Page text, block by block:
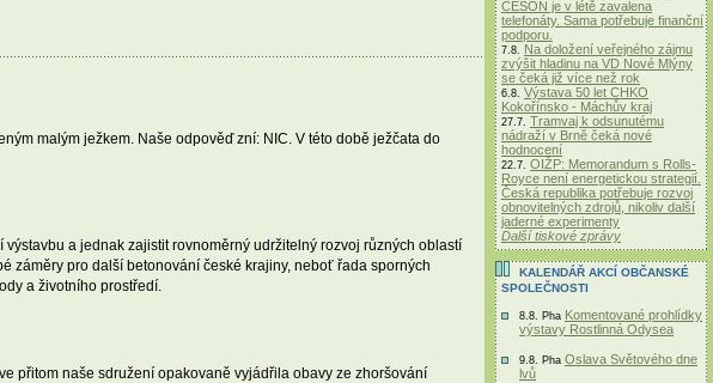
malým ježkem. Naše odpověď zní: NIC. V této době ježčata do
a jednak zajistit rovnoměrný udržitelný rozvoj různých oblastí
záměry pro další betonování české krajiny, neboť řada sporných
a životního prostředí.
přitom naše sdružení opakovaně vyjádřila obavy ze zhoršování
ČESON je v létě zavalena
telefonáty. Sama potřebuje finanční
podporu.
7.8. Na doložení veřejného zájmu
zvýšit hladinu na VD Nové Mlýny
se čeká již více než rok
6.8. Výstava 50 let CHKO
Kokořínsko - Máchův kraj
27.7. Tramvaj k odsunutému
nádraží v Brně čeká nové
hodnocení
22.7. OIŽP: Memorandum s Rolls-
Royce není energetickou strategií.
Česká republika potřebuje rozvoj
obnovitelných zdrojů, nikoliv další
jaderné experimenty
Další tiskové zprávy
KALENDÁŘ AKCÍ OBČANSKÉ
SPOLEČNOSTI
8.8. Pha Komentované prohlídky
výstavy Rostlinná Odysea
9.8. Pha Oslava Světového dne
lvů